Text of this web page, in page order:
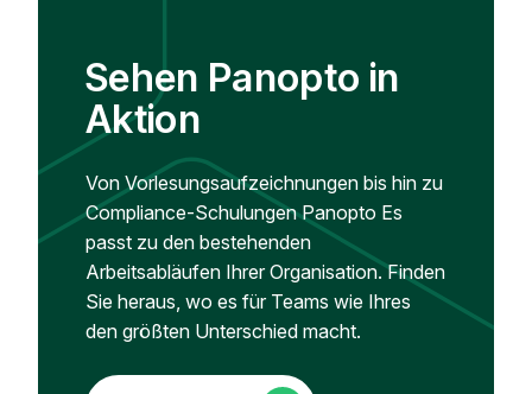
Sehen Panopto in
Aktion
Von Vorlesungsaufzeichnungen bis hin zu
Compliance-Schulungen Panopto Es
passt zu den bestehenden
Arbeitsabläufen Ihrer Organisation. Finden
Sie heraus, wo es für Teams wie Ihres
den größten Unterschied macht.